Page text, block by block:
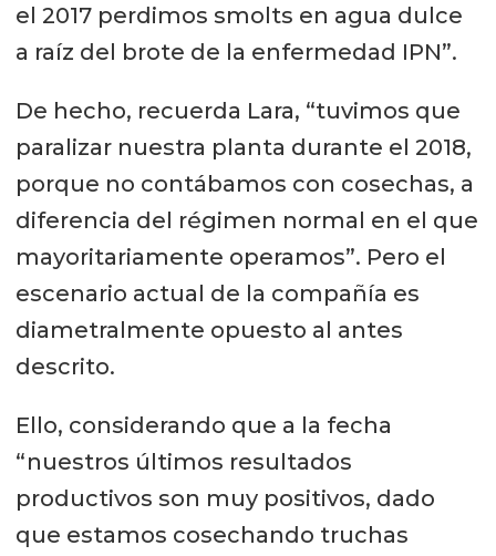
el 2017 perdimos smolts en agua dulce
a raíz del brote de la enfermedad IPN”.
De hecho, recuerda Lara, “tuvimos que
paralizar nuestra planta durante el 2018,
porque no contábamos con cosechas, a
diferencia del régimen normal en el que
mayoritariamente operamos”. Pero el
escenario actual de la compañía es
diametralmente opuesto al antes
descrito.
Ello, considerando que a la fecha
“nuestros últimos resultados
productivos son muy positivos, dado
que estamos cosechando truchas